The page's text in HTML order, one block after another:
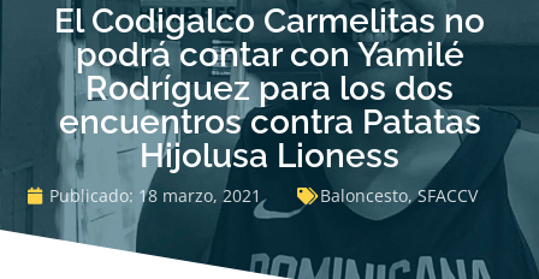
El Codigalco Carmelitas no
podrá contar con Yamilé
Rodríguez para los dos
encuentros contra Patatas
Hijolusa Lioness
Publicado: 18 marzo, 2021 Baloncesto,SFACCV